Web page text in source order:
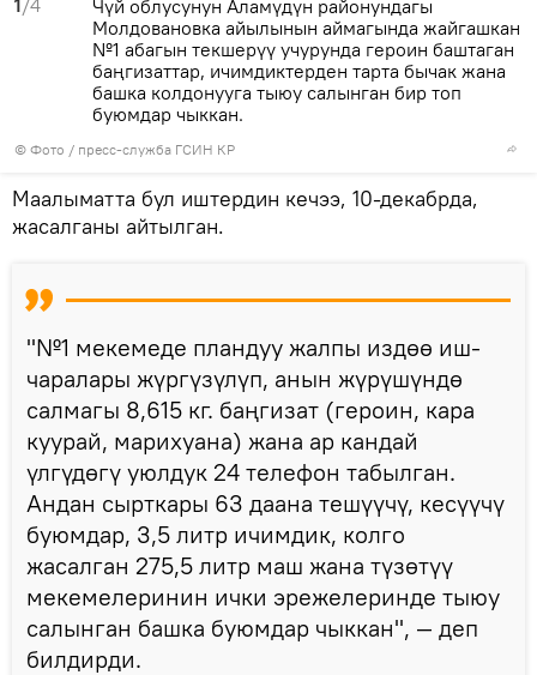
© Фото / пресс-служба ГСИН КР
Чүй облусунун Аламүдүн районундагы
Молдовановка айылынын аймагында жайгашкан
№1 абагын текшерүү учурунда героин баштаган
баңгизаттар, ичимдиктерден тарта бычак жана
башка колдонууга тыюу салынган бир топ
буюмдар чыккан.
Маалыматта бул иштердин кечээ, 10-декабрда,
жасалганы айтылган.
"№1 мекемеде пландуу жалпы издөө иш-
чаралары жүргүзүлүп, анын жүрүшүндө
салмагы 8,615 кг. баңгизат (героин, кара
куурай, марихуана) жана ар кандай
үлгүдөгү уюлдук 24 телефон табылган.
Андан сырткары 63 даана тешүүчү, кесүүчү
буюмдар, 3,5 литр ичимдик, колго
жасалган 275,5 литр маш жана түзөтүү
мекемелеринин ички эрежелеринде тыюу
салынган башка буюмдар чыккан", — деп
билдирди.